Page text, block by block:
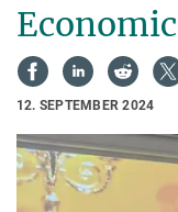
12. SEPTEMBER 2024